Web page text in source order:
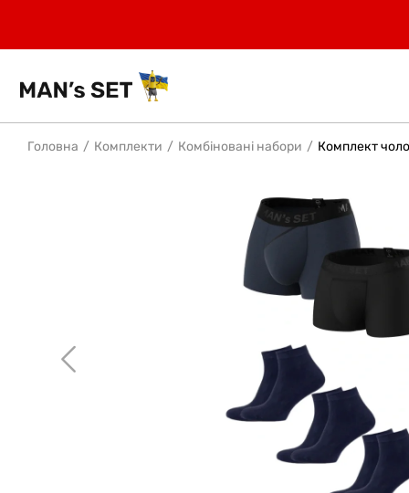
Головна Комплекти Комбіновані набори Комплект